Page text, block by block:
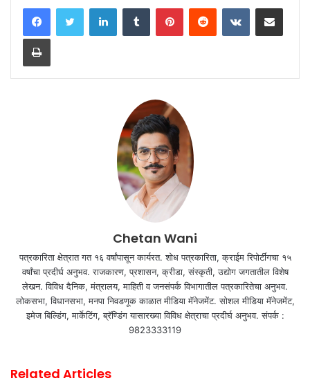
LinkedInTumblr PinterestReddit VKontakteShare via Email
Print
Chetan Wani
पत्रकारिता क्षेत्रात गत १६ वर्षांपासून कार्यरत. शोध पत्रकारिता, क्राईम रिपोर्टींगचा १५
वर्षांचा प्रदीर्घ अनुभव. राजकारण, प्रशासन, क्रीडा, संस्कृती, उद्योग जगतातील विशेष
लेखन. विविध दैनिक, मंत्रालय, माहिती व जनसंपर्क विभागातील पत्रकारितेचा अनुभव.
लोकसभा, विधानसभा, मनपा निवडणूक काळात मीडिया मॅनेजमेंट. सोशल मीडिया मॅनेजमेंट,
इमेज बिल्डिंग, मार्केटिंग, ब्रॅण्डिंग यासारख्या विविध क्षेत्राचा प्रदीर्घ अनुभव. संपर्क :
9823333119
Related Articles